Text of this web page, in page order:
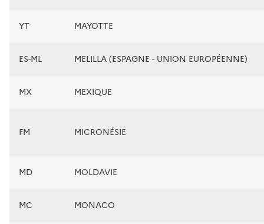
YT MAYOTTE
ES-ML MELILLA (ESPAGNE - UNION EUROPÉENNE)
MX MEXIQUE
FM MICRONÉSIE
MD MOLDAVIE
MC MONACO